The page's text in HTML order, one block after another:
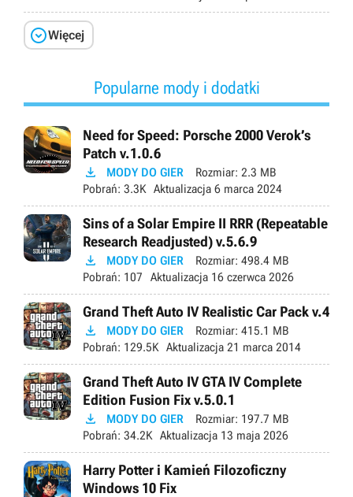
Więcej
Popularne mody i dodatki
Need for Speed: Porsche 2000 Verok’s
Patch v.1.0.6
 MODY DO GIER Rozmiar: 2.3 MB
Pobrań: 3.3K Aktualizacja 6 marca 2024
Sins of a Solar Empire II RRR (Repeatable
Research Readjusted) v.5.6.9
 MODY DO GIER Rozmiar: 498.4 MB
Pobrań: 107 Aktualizacja 16 czerwca 2026
Grand Theft Auto IV Realistic Car Pack v.4
 MODY DO GIER Rozmiar: 415.1 MB
Pobrań: 129.5K Aktualizacja 21 marca 2014
Grand Theft Auto IV GTA IV Complete
Edition Fusion Fix v.5.0.1
 MODY DO GIER Rozmiar: 197.7 MB
Pobrań: 34.2K Aktualizacja 13 maja 2026
Harry Potter i Kamień Filozoficzny
Windows 10 Fix